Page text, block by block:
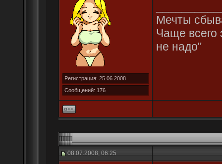
Регистрация: 25.06.2008
Сообщений: 176
Мечты
Чаще всего
не надо"
08.07.2008, 06:25